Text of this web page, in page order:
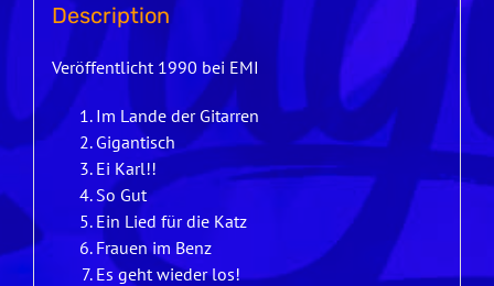
Description
Veröffentlicht 1990 bei EMI
Im Lande der Gitarren
Gigantisch
Ei Karl!!
So Gut
Ein Lied für die Katz
Frauen im Benz
Es geht wieder los!